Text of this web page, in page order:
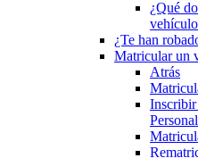
¿Qué
¿Te han
Matricular un
Atrás